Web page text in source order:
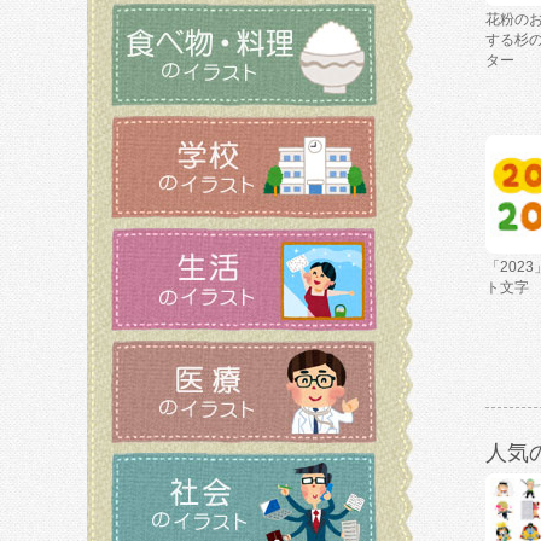
花粉の
する杉
ター
「
ト文字
人気